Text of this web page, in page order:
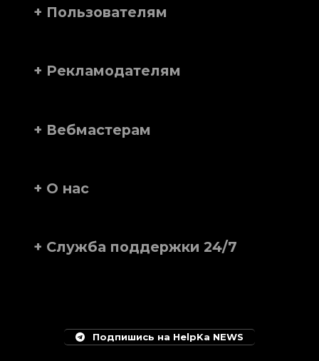
+ Пользователям
+ Рекламодателям
+ Вебмастерам
+ О нас
+ Служба поддержки 24/7
Подпишись на HelpKa NEWS